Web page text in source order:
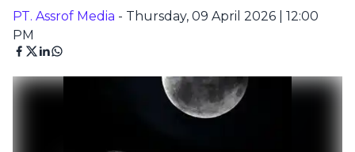
PT. Assrof Media - Thursday, 09 April 2026 | 12:00
PM